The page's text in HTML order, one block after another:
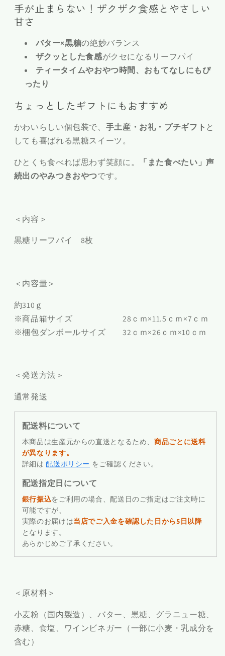
手が止まらない！ザクザク食感とやさしい
甘さ
バター×黒糖の絶妙バランス
ザクッとした食感がクセになるリーフパイ
ティータイムやおやつ時間、おもてなしにもぴ
ったり
ちょっとしたギフトにもおすすめ
かわいらしい個包装で、 手土産・お礼・プチギフト と
しても喜ばれる黒糖スイーツ。
ひとくち食べれば思わず笑顔に。
「また食べたい」声
続出のやみつきおやつです。
＜内容＞
黒糖リーフパイ 8枚
＜内容量＞
約310ｇ
※商品箱サイズ 28ｃｍ×11.5ｃｍ×7ｃｍ
※梱包ダンボールサイズ 32ｃｍ×26ｃｍ×10ｃｍ
＜発送方法＞
通常発送
配送料について
本商品は生産元からの直送となるため、商品ごとに送料
が異なります。
詳細は配送ポリシー をご確認ください。
配送指定日について
銀行振込をご利用の場合、配送日のご指定はご注文時に
可能ですが、
実際のお届けは当店でご入金を確認した日から5日以降
となります。
あらかじめご了承ください。
＜原材料＞
小麦粉（国内製造）、バター、黒糖、グラニュー糖、
赤糖、食塩、ワインビネガー（一部に小麦・乳成分を
含む）